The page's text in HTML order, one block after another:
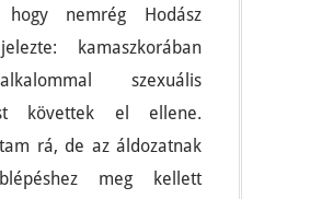
hogy nemrég Hodász
kamaszkorában
szexuális
követtek el ellene.
rá, de az áldozatnak
meg kellett